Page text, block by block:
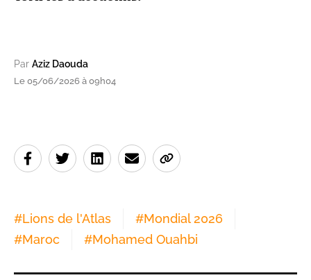
Par Aziz Daouda
Le 05/06/2026 à 09h04
#Lions de l'Atlas #Mondial 2026
#Maroc #Mohamed Ouahbi